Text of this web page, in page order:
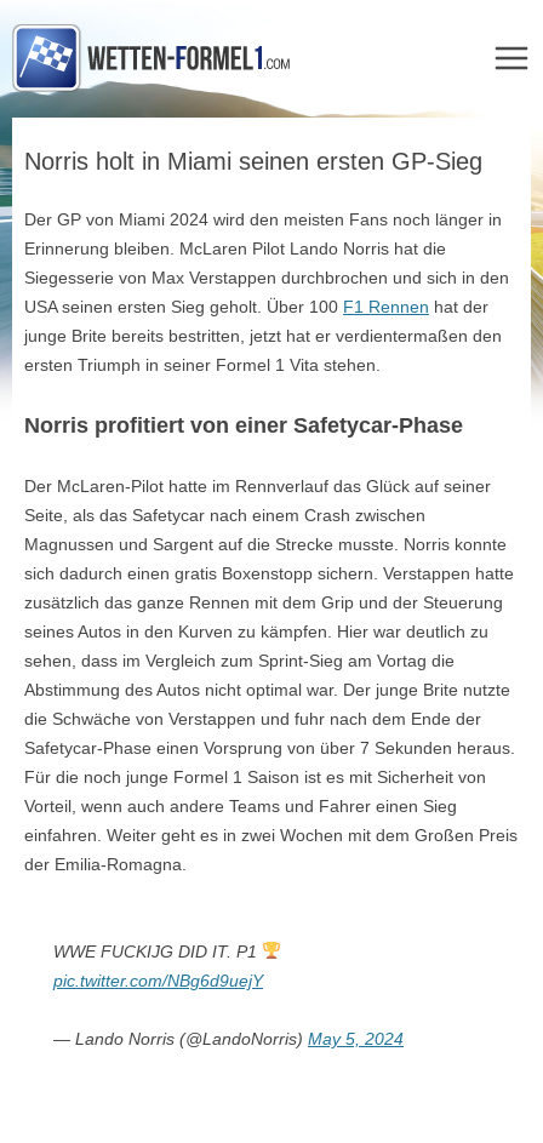
springen
Norris holt in Miami seinen ersten GP-Sieg
Der GP von Miami 2024 wird den meisten Fans noch länger in
Erinnerung bleiben. McLaren Pilot Lando Norris hat die
Siegesserie von Max Verstappen durchbrochen und sich in den
USA seinen ersten Sieg geholt. Über 100 F1 Rennen hat der
junge Brite bereits bestritten, jetzt hat er verdientermaßen den
ersten Triumph in seiner Formel 1 Vita stehen.
Norris profitiert von einer Safetycar-Phase
Der McLaren-Pilot hatte im Rennverlauf das Glück auf seiner
Seite, als das Safetycar nach einem Crash zwischen
Magnussen und Sargent auf die Strecke musste. Norris konnte
sich dadurch einen gratis Boxenstopp sichern. Verstappen hatte
zusätzlich das ganze Rennen mit dem Grip und der Steuerung
seines Autos in den Kurven zu kämpfen. Hier war deutlich zu
sehen, dass im Vergleich zum Sprint-Sieg am Vortag die
Abstimmung des Autos nicht optimal war. Der junge Brite nutzte
die Schwäche von Verstappen und fuhr nach dem Ende der
Safetycar-Phase einen Vorsprung von über 7 Sekunden heraus.
Für die noch junge Formel 1 Saison ist es mit Sicherheit von
Vorteil, wenn auch andere Teams und Fahrer einen Sieg
einfahren. Weiter geht es in zwei Wochen mit dem Großen Preis
der Emilia-Romagna.
WWE FUCKIJG DID IT. P1
pic.twitter.com/NBg6d9uejY
— Lando Norris (@LandoNorris) May 5, 2024